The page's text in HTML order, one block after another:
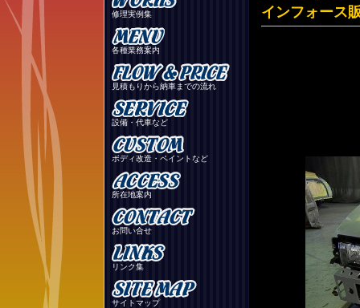
修理実例集
各種業務案内
見積もりから納車までの流れ
設備・代車など
ボディ改造・ペイントなど
所在地案内
お問い合せ
リンク集
サイトマップ
インフォース